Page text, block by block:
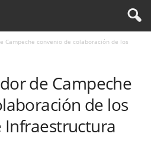
Campeche convenio de colaboración de los
de Campeche
de los
Infraestructura